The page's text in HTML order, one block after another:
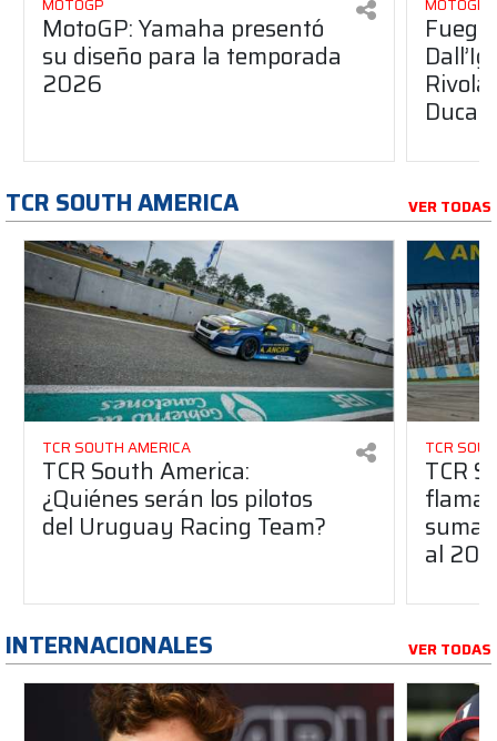
MOTOGP
MotoGP: Yamaha presentó
su diseño para la temporada
2026
MOTOGP
Ducati
TCR SOUTH AMERICA VER TODAS
TCR SOUTH AMERICA
TCR South America:
¿Quiénes serán los pilotos
del Uruguay Racing Team?
TCR
TCR
suma
al
INTERNACIONALES VER TODAS